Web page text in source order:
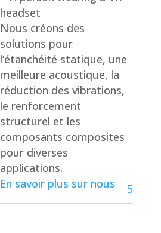
Nous créons des
solutions pour
l’étanchéité statique, une
meilleure acoustique, la
réduction des vibrations,
le renforcement
structurel et les
composants composites
pour diverses
applications.
En savoir plus sur nous